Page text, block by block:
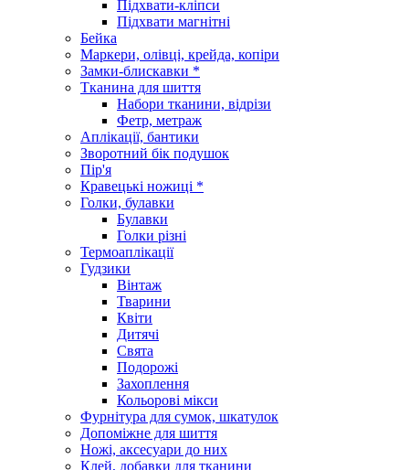
Підхвати-кліпси
Підхвати магнітні
Бейка
Маркери, олівці, крейда, копіри
Замки-блискавки *
Тканина для шиття
Набори тканини, відрізи
Фетр, метраж
Аплікації, бантики
Зворотний бік подушок
Пір'я
Кравецькі ножиці *
Голки, булавки
Булавки
Голки різні
Термоаплікації
Гудзики
Вінтаж
Тварини
Квіти
Дитячі
Свята
Подорожі
Захоплення
Кольорові мікси
Фурнітура для сумок, шкатулок
Допоміжне для шиття
Ножі, аксесуари до них
Клей, добавки для тканини